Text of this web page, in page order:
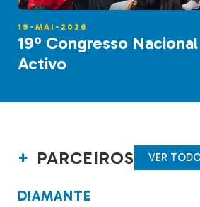
19-MAI-2026
19º Congresso
Activo
PARCEIROS VER
DIAMANTE